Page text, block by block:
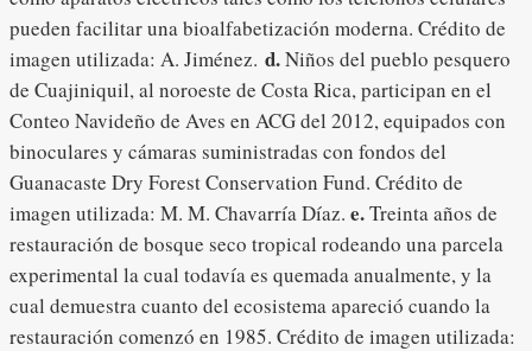
pueden facilitar una bioalfabetización moderna. Crédito de
imagen utilizada: A. Jiménez. d.Niños del pueblo pesquero
de Cuajiniquil, al noroeste de Costa Rica, participan en el
Conteo Navideño de Aves en ACG del 2012, equipados con
binoculares y cámaras suministradas con fondos del
Guanacaste Dry Forest Conservation Fund. Crédito de
imagen utilizada: M. M. Chavarría Díaz. e.Treinta años de
restauración de bosque seco tropical rodeando una parcela
experimental la cual todavía es quemada anualmente, y la
cual demuestra cuanto del ecosistema apareció cuando la
restauración comenzó en 1985. Crédito de imagen utilizada: